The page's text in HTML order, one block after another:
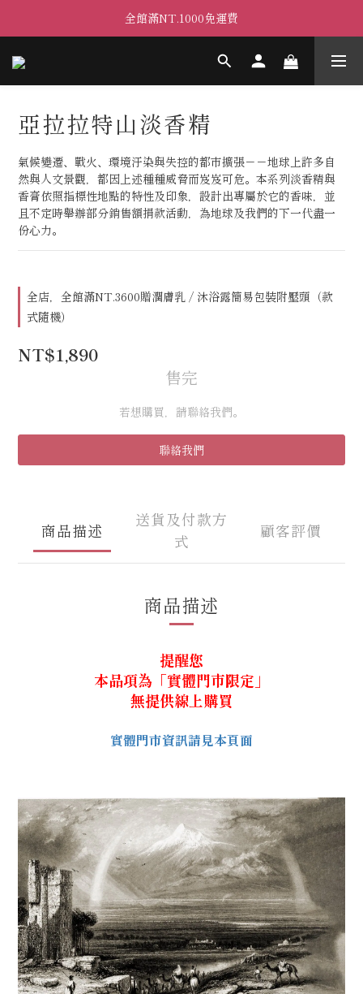
全館滿NT.1000免運費
亞拉拉特山淡香精
氣候變遷、戰火、環境汙染與失控的都市擴張－－地球上許多自
然與人文景觀，都因上述種種威脅而岌岌可危。本系列淡香精與
香膏依照指標性地點的特性及印象，設計出專屬於它的香味，並
且不定時舉辦部分銷售額捐款活動，為地球及我們的下一代盡一
份心力。
全店，全館滿NT.3600贈潤膚乳 / 沐浴露簡易包裝附壓頭（款
式隨機）
NT$1,890
售完
若想購買，請聯絡我們。
聯絡我們
商品描述
送貨及付款方
式
顧客評價
商品描述
提醒您
本品項為「實體門市限定」
無提供線上購買
實體門市資訊請見本頁面